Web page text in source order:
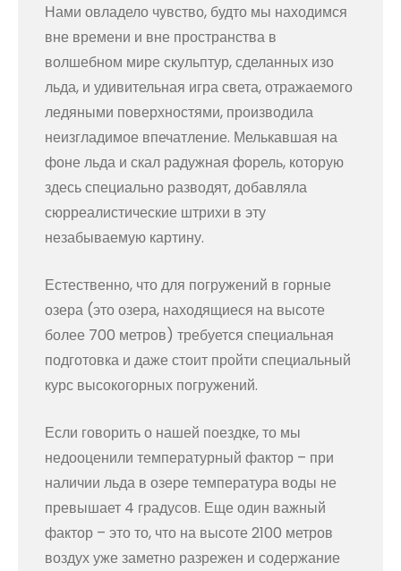
Нами овладело чувство, будто мы находимся
вне времени и вне пространства в
волшебном мире скульптур, сделанных изо
льда, и удивительная игра света, отражаемого
ледяными поверхностями, производила
неизгладимое впечатление. Мелькавшая на
фоне льда и скал радужная форель, которую
здесь специально разводят, добавляла
сюрреалистические штрихи в эту
незабываемую картину.
Естественно, что для погружений в горные
озера (это озера, находящиеся на высоте
более 700 метров) требуется специальная
подготовка и даже стоит пройти специальный
курс высокогорных погружений.
Если говорить о нашей поездке, то мы
недооценили температурный фактор – при
наличии льда в озере температура воды не
превышает 4 градусов. Еще один важный
фактор – это то, что на высоте 2100 метров
воздух уже заметно разрежен и содержание